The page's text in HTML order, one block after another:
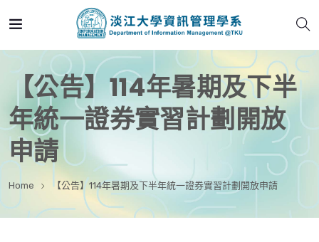
【公告】114年暑期及下半
年統一證券實習計劃開放
申請
Home 【公告】114年暑期及下半年統一證券實習計劃開放申請